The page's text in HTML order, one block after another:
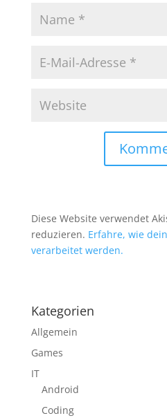
Diese Website verwendet
reduzieren. Erfahre, wie
verarbeitet werden.
Kategorien
Allgemein
Games
IT
Android
Coding